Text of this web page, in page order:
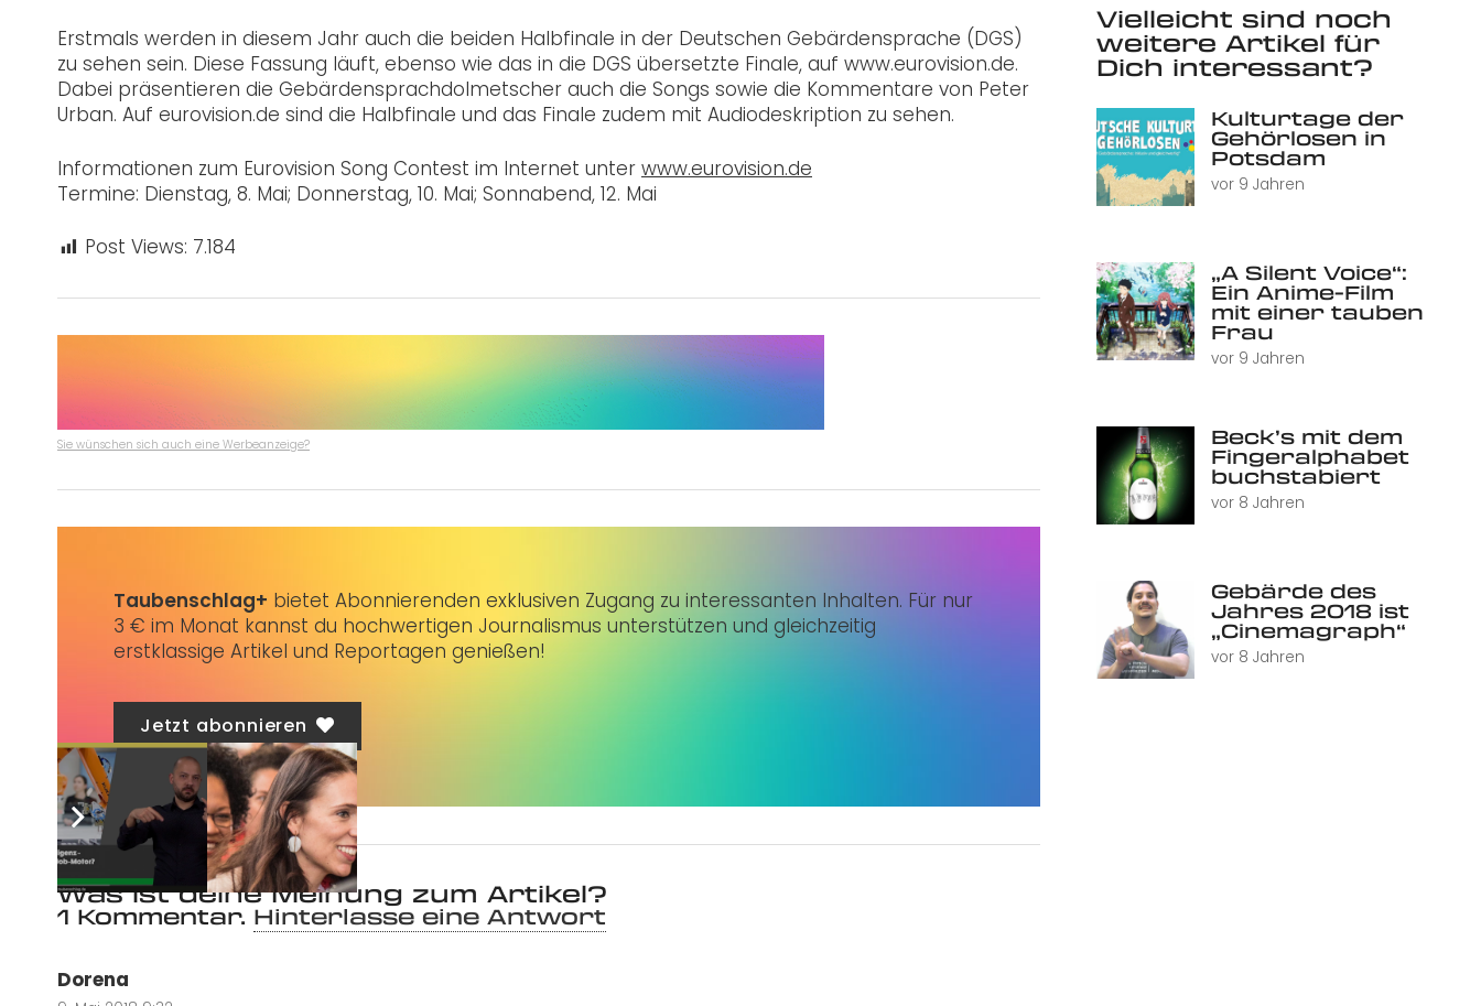
Erstmals werden in diesem Jahr auch die beiden Halbfinale in der Deutschen Gebärdensprache (DGS)
zu sehen sein. Diese Fassung läuft, ebenso wie das in die DGS übersetzte Finale, auf www.eurovision.de.
Dabei präsentieren die Gebärdensprachdolmetscher auch die Songs sowie die Kommentare von Peter
Urban. Auf eurovision.de sind die Halbfinale und das Finale zudem mit Audiodeskription zu sehen.
Informationen zum Eurovision Song Contest im Internet unter www.eurovision.de
Termine: Dienstag, 8. Mai; Donnerstag, 10. Mai; Sonnabend, 12. Mai
Post Views: 7.184
Sie wünschen sich auch eine Werbeanzeige?
Taubenschlag+ bietet Abonnierenden exklusiven Zugang zu interessanten Inhalten. Für nur
3 € im Monat kannst du hochwertigen Journalismus unterstützen und gleichzeitig
erstklassige Artikel und Reportagen genießen!
Jetzt abonnieren
Was ist deine Meinung zum Artikel?
1 Kommentar. Hinterlasse eine Antwort
Dorena
Vielleicht sind noch
weitere Artikel für
Dich interessant?
Kulturtage der
Gehörlosen in
Potsdam
vor 9 Jahren
„A Silent Voice“:
Ein Anime-Film
mit einer tauben
Frau
vor 9 Jahren
Beck’s mit dem
Fingeralphabet
buchstabiert
vor 8 Jahren
Gebärde des
Jahres 2018 ist
„Cinemagraph“
vor 8 Jahren